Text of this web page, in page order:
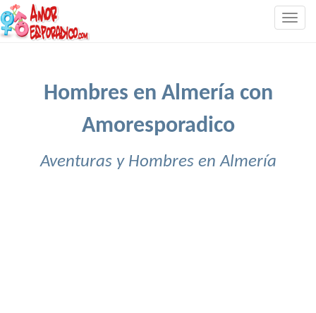
Hombres en Almería con
Amoresporadico
Aventuras y Hombres en Almería